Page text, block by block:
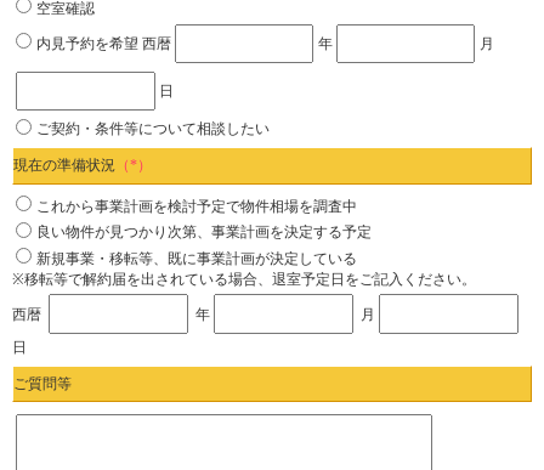
空室確認
内見予約を希望 西暦 年 月
日
ご契約・条件等について相談したい
現在の準備状況 （*）
これから事業計画を検討予定で物件相場を調査中
良い物件が見つかり次第、事業計画を決定する予定
新規事業・移転等、既に事業計画が決定している
※移転等で解約届を出されている場合、退室予定日をご記入ください。
西暦 年 月
日
ご質問等